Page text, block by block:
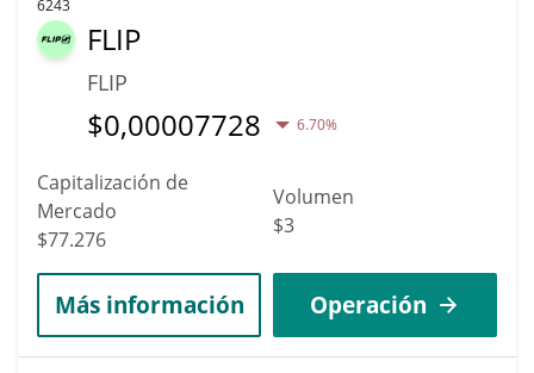
6243
FLIP
FLIP
$0,00007728 6.70%
Capitalización de
Mercado
$77.276
Volumen
$3
Más información Operación